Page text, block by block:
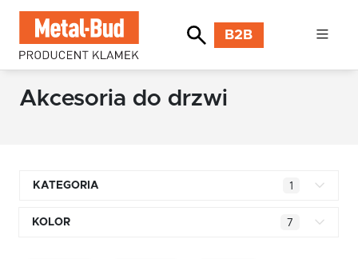
B2B
Akcesoria do drzwi
KATEGORIA 1
Klamki kwadratowe
KOLOR 7